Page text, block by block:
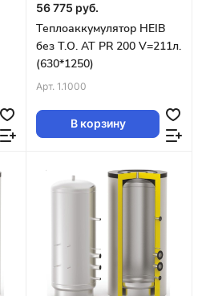
56 775 руб.
Теплоаккумулятор HEIB
без Т.О. AT PR 200 V=211л.
(630*1250)
Арт. 1.1000
В корзину